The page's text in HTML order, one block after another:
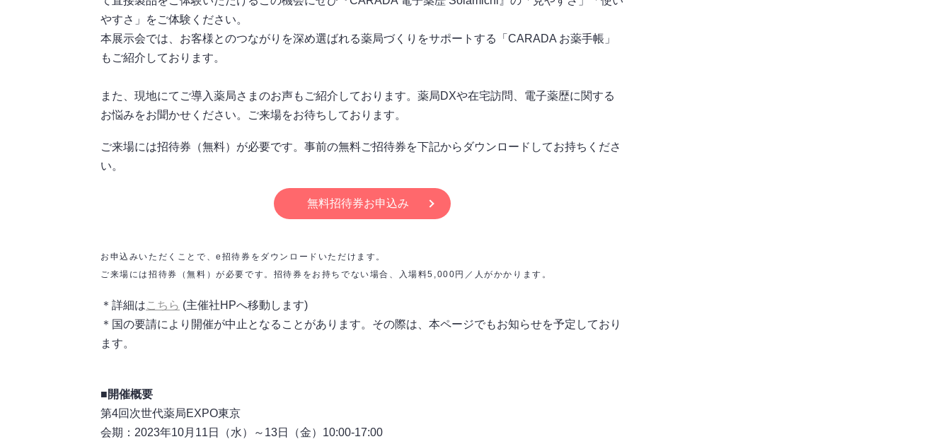
やすさ」をご体験ください。
本展示会では、お客様とのつながりを深め選ばれる薬局づくりをサポートする「CARADA お薬手帳」
もご紹介しております。
また、現地にてご導入薬局さまのお声もご紹介しております。薬局DXや在宅訪問、電子薬歴に関する
お悩みをお聞かせください。ご来場をお待ちしております。
ご来場には招待券（無料）が必要です。事前の無料ご招待券を下記からダウンロードしてお持ちくださ
い。
無料招待券お申込み
お申込みいただくことで、e招待券をダウンロードいただけます。
ご来場には招待券（無料）が必要です。招待券をお持ちでない場合、入場料5,000円／人がかかります。
＊詳細はこちら (主催社HPへ移動します)
＊国の要請により開催が中止となることがあります。その際は、本ページでもお知らせを予定しており
ます。
■開催概要
第4回次世代薬局EXPO東京
会期：2023年10月11日（水）～13日（金）10:00-17:00